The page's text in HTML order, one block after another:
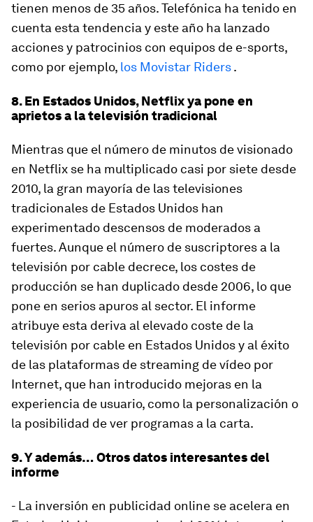
tienen menos de 35 años. Telefónica ha tenido en
cuenta esta tendencia y este año ha lanzado
acciones y patrocinios con equipos de e-sports,
como por ejemplo, los Movistar Riders.
8. En Estados Unidos, Netflix ya pone en
aprietos a la televisión tradicional
Mientras que el número de minutos de visionado
en Netflix se ha multiplicado casi por siete desde
2010, la gran mayoría de las televisiones
tradicionales de Estados Unidos han
experimentado descensos de moderados a
fuertes. Aunque el número de suscriptores a la
televisión por cable decrece, los costes de
producción se han duplicado desde 2006, lo que
pone en serios apuros al sector. El informe
atribuye esta deriva al elevado coste de la
televisión por cable en Estados Unidos y al éxito
de las plataformas de streaming de vídeo por
Internet, que han introducido mejoras en la
experiencia de usuario, como la personalización o
la posibilidad de ver programas a la carta.
9. Y además… Otros datos interesantes del
informe
- La inversión en publicidad online se acelera en